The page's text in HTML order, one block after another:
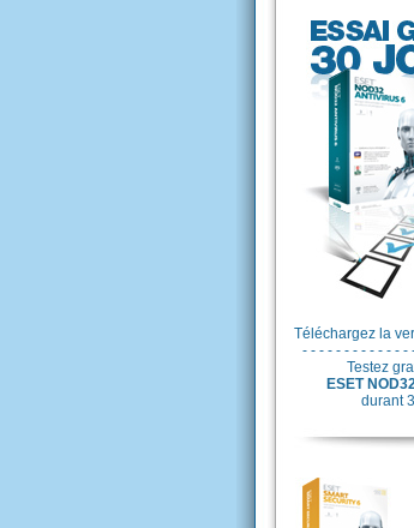
Téléchargez la
- - - - - - - - - - - - -
Testez
ESET
durant